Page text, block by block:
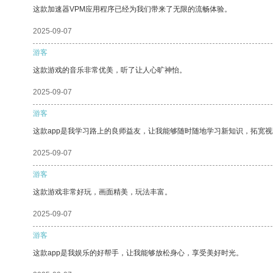
这款加速器VPM应用程序已经为我们带来了无限的流畅体验。
2025-09-07
游客
这款游戏的音乐非常优美，听了让人心旷神怡。
2025-09-07
游客
这款app是我学习路上的良师益友，让我能够随时随地学习新知识，拓宽
2025-09-07
游客
这款游戏非常好玩，画面精美，玩法丰富。
2025-09-07
游客
这款app是我娱乐的好帮手，让我能够放松身心，享受美好时光。